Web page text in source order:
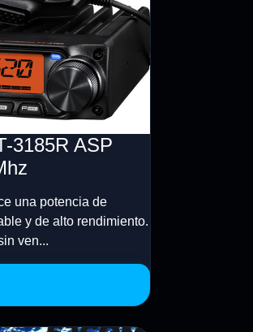
3185R ASP
una potencia de
y de alto rendimiento.
ven...